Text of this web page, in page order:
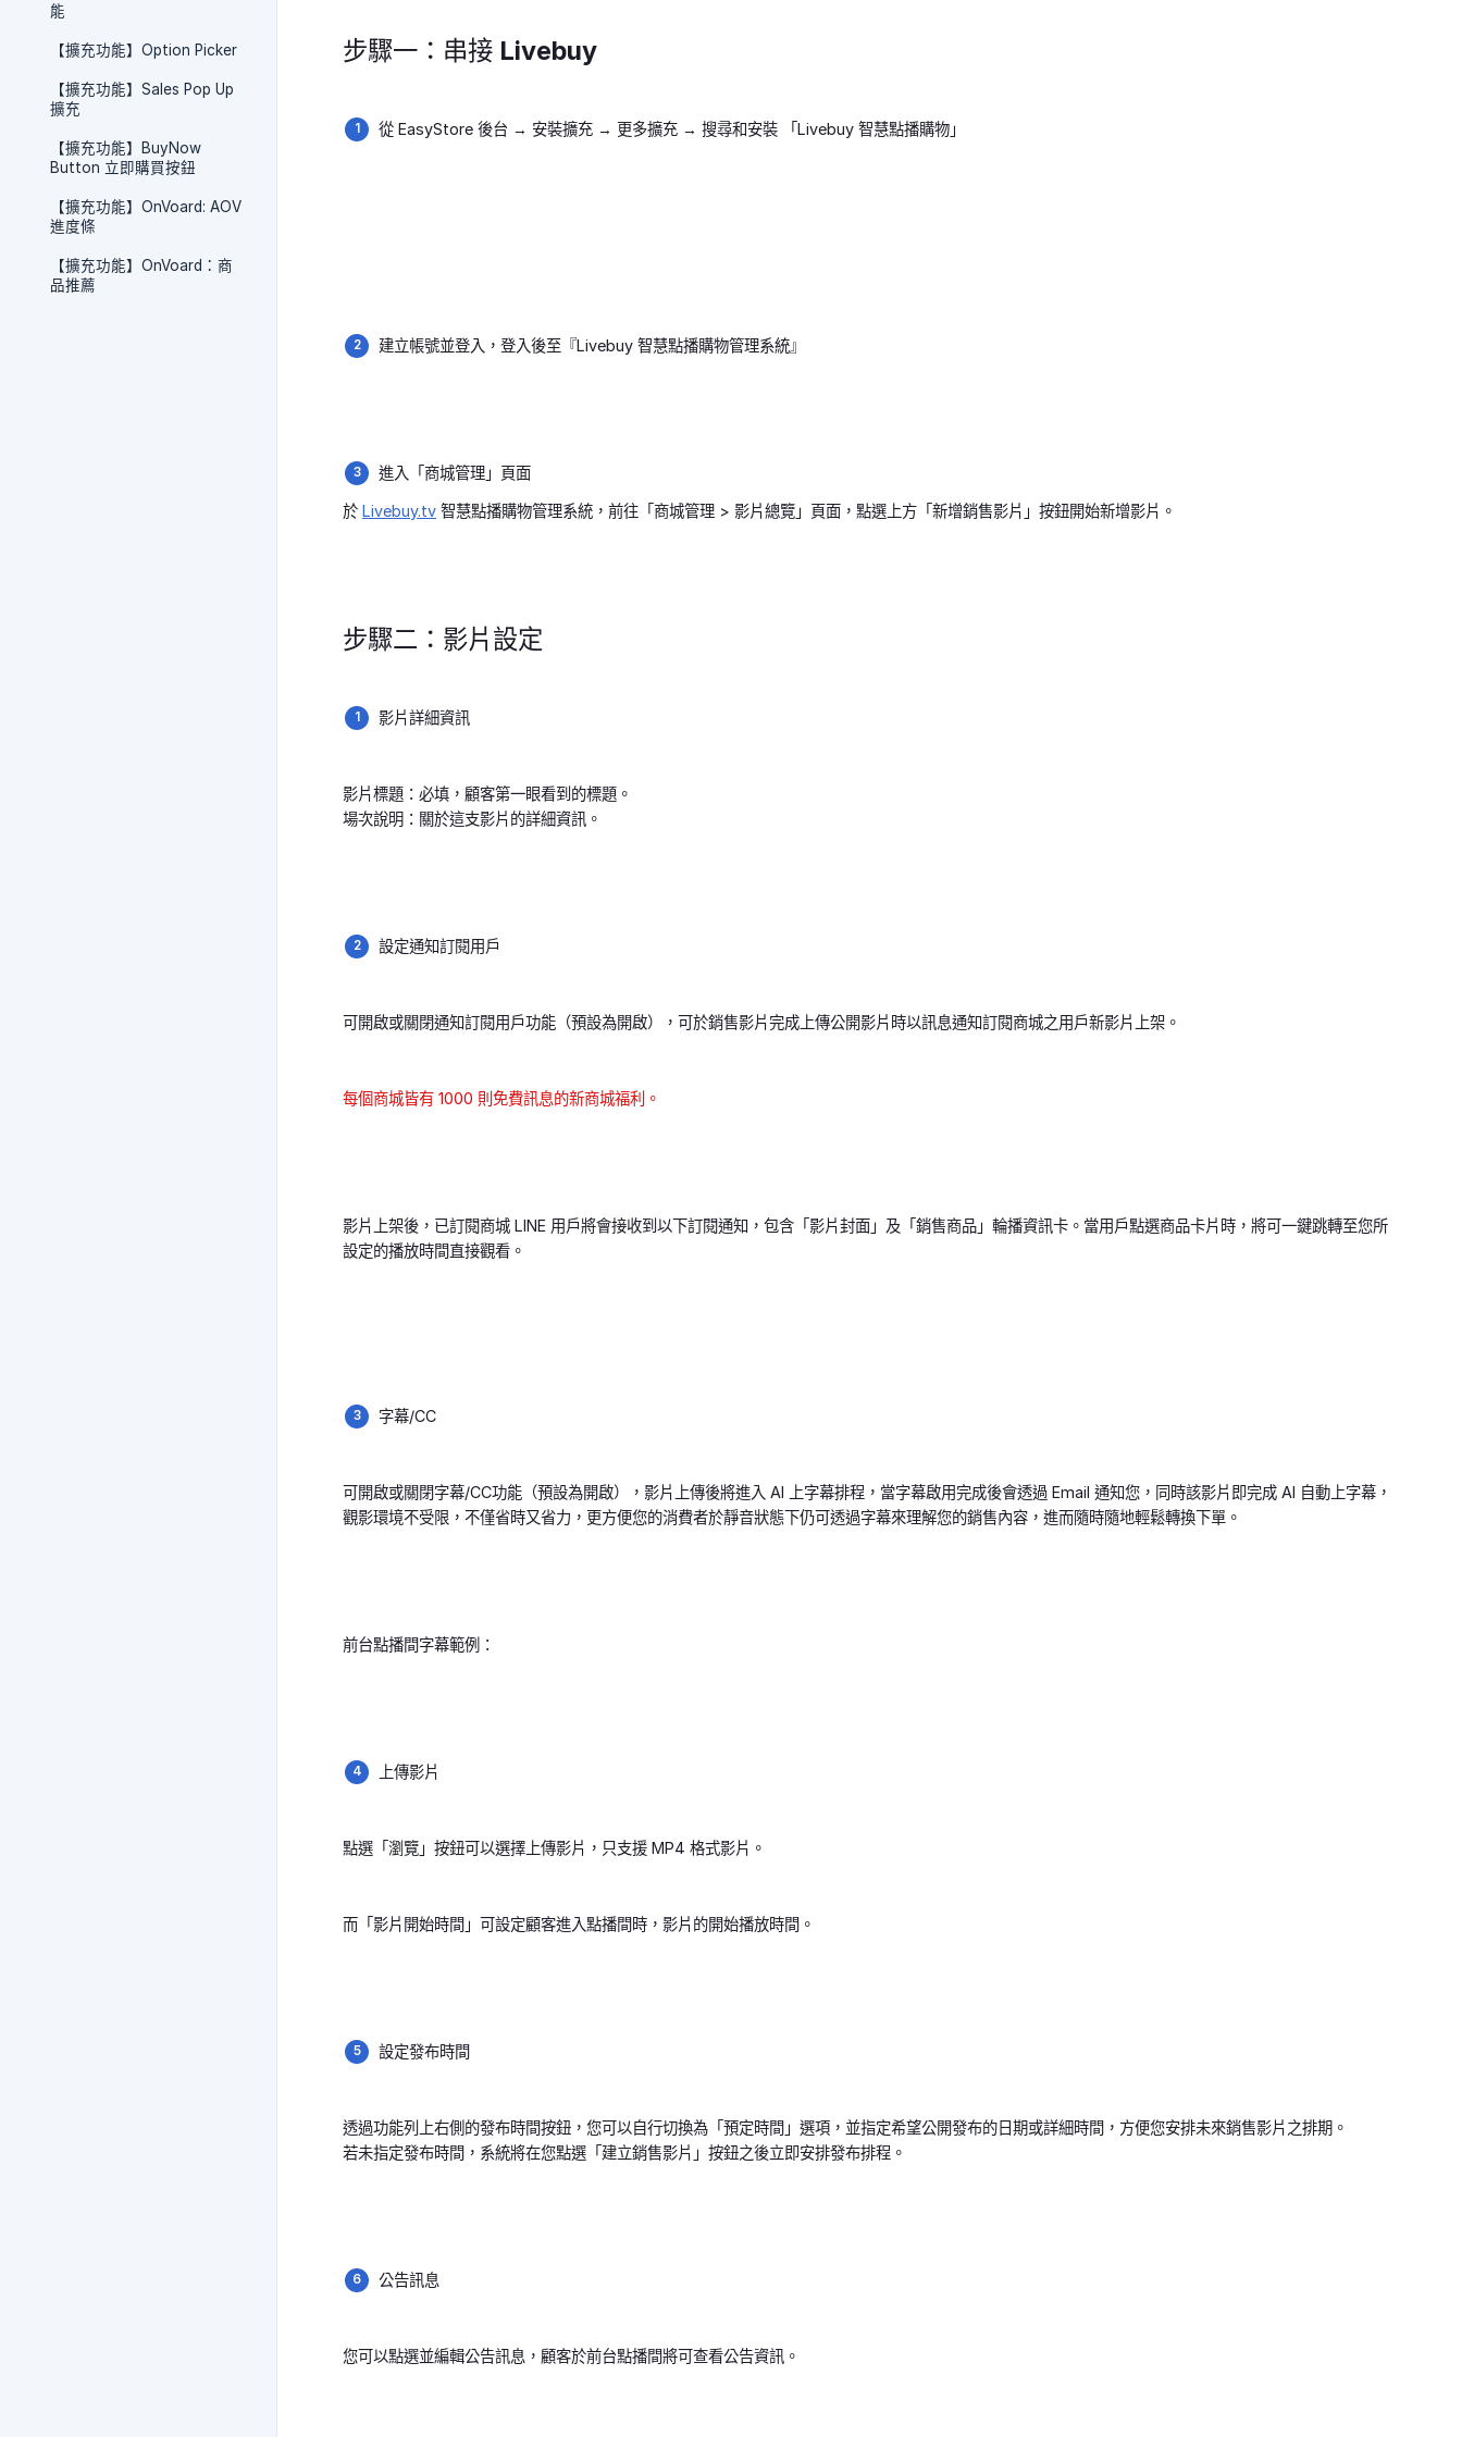
能
【擴充功能】Option Picker
【擴充功能】Sales Pop Up
擴充
【擴充功能】BuyNow
Button 立即購買按鈕
【擴充功能】OnVoard: AOV
進度條
【擴充功能】OnVoard：商
品推薦
步驟一：串接 Livebuy
從 EasyStore 後台 → 安裝擴充 → 更多擴充 → 搜尋和安裝 「Livebuy 智慧點播購物」
建立帳號並登入，登入後至『Livebuy 智慧點播購物管理系統』
進入「商城管理」頁面
於 Livebuy.tv 智慧點播購物管理系統，前往「商城管理 > 影片總覽」頁面，點選上方「新增銷售影片」按鈕開始新增影片。
步驟二：影片設定
影片詳細資訊
影片標題：必填，顧客第一眼看到的標題。
場次說明：關於這支影片的詳細資訊。
設定通知訂閱用戶
可開啟或關閉通知訂閱用戶功能（預設為開啟），可於銷售影片完成上傳公開影片時以訊息通知訂閱商城之用戶新影片上架。
每個商城皆有 1000 則免費訊息的新商城福利。
影片上架後，已訂閱商城 LINE 用戶將會接收到以下訂閱通知，包含「影片封面」及「銷售商品」輪播資訊卡。當用戶點選商品卡片時，將可一鍵跳轉至您所
設定的播放時間直接觀看。
字幕/CC
可開啟或關閉字幕/CC功能（預設為開啟），影片上傳後將進入 AI 上字幕排程，當字幕啟用完成後會透過 Email 通知您，同時該影片即完成 AI 自動上字幕，
觀影環境不受限，不僅省時又省力，更方便您的消費者於靜音狀態下仍可透過字幕來理解您的銷售內容，進而隨時隨地輕鬆轉換下單。
前台點播間字幕範例：
上傳影片
點選「瀏覽」按鈕可以選擇上傳影片，只支援 MP4 格式影片。
而「影片開始時間」可設定顧客進入點播間時，影片的開始播放時間。
設定發布時間
透過功能列上右側的發布時間按鈕，您可以自行切換為「預定時間」選項，並指定希望公開發布的日期或詳細時間，方便您安排未來銷售影片之排期。
若未指定發布時間，系統將在您點選「建立銷售影片」按鈕之後立即安排發布排程。
公告訊息
您可以點選並編輯公告訊息，顧客於前台點播間將可查看公告資訊。